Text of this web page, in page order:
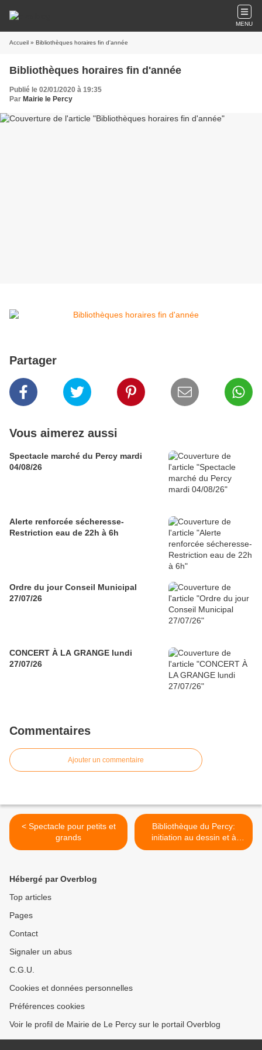
MENU
Accueil » Bibliothèques horaires fin d'année
Bibliothèques horaires fin d'année
Publié le 02/01/2020 à 19:35
Par Mairie le Percy
Partager
Vous aimerez aussi
Spectacle marché du Percy mardi
04/08/26
Alerte renforcée sécheresse-
Restriction eau de 22h à 6h
Ordre du jour Conseil Municipal
27/07/26
CONCERT À LA GRANGE lundi
27/07/26
Commentaires
Ajouter un commentaire
< Spectacle pour petits et
grands
Bibliothèque du Percy:
initiation au dessin et à
l'anglais >
Hébergé par Overblog
Top articles
Pages
Contact
Signaler un abus
C.G.U.
Cookies et données personnelles
Préférences cookies
Voir le profil de Mairie de Le Percy sur le portail Overblog